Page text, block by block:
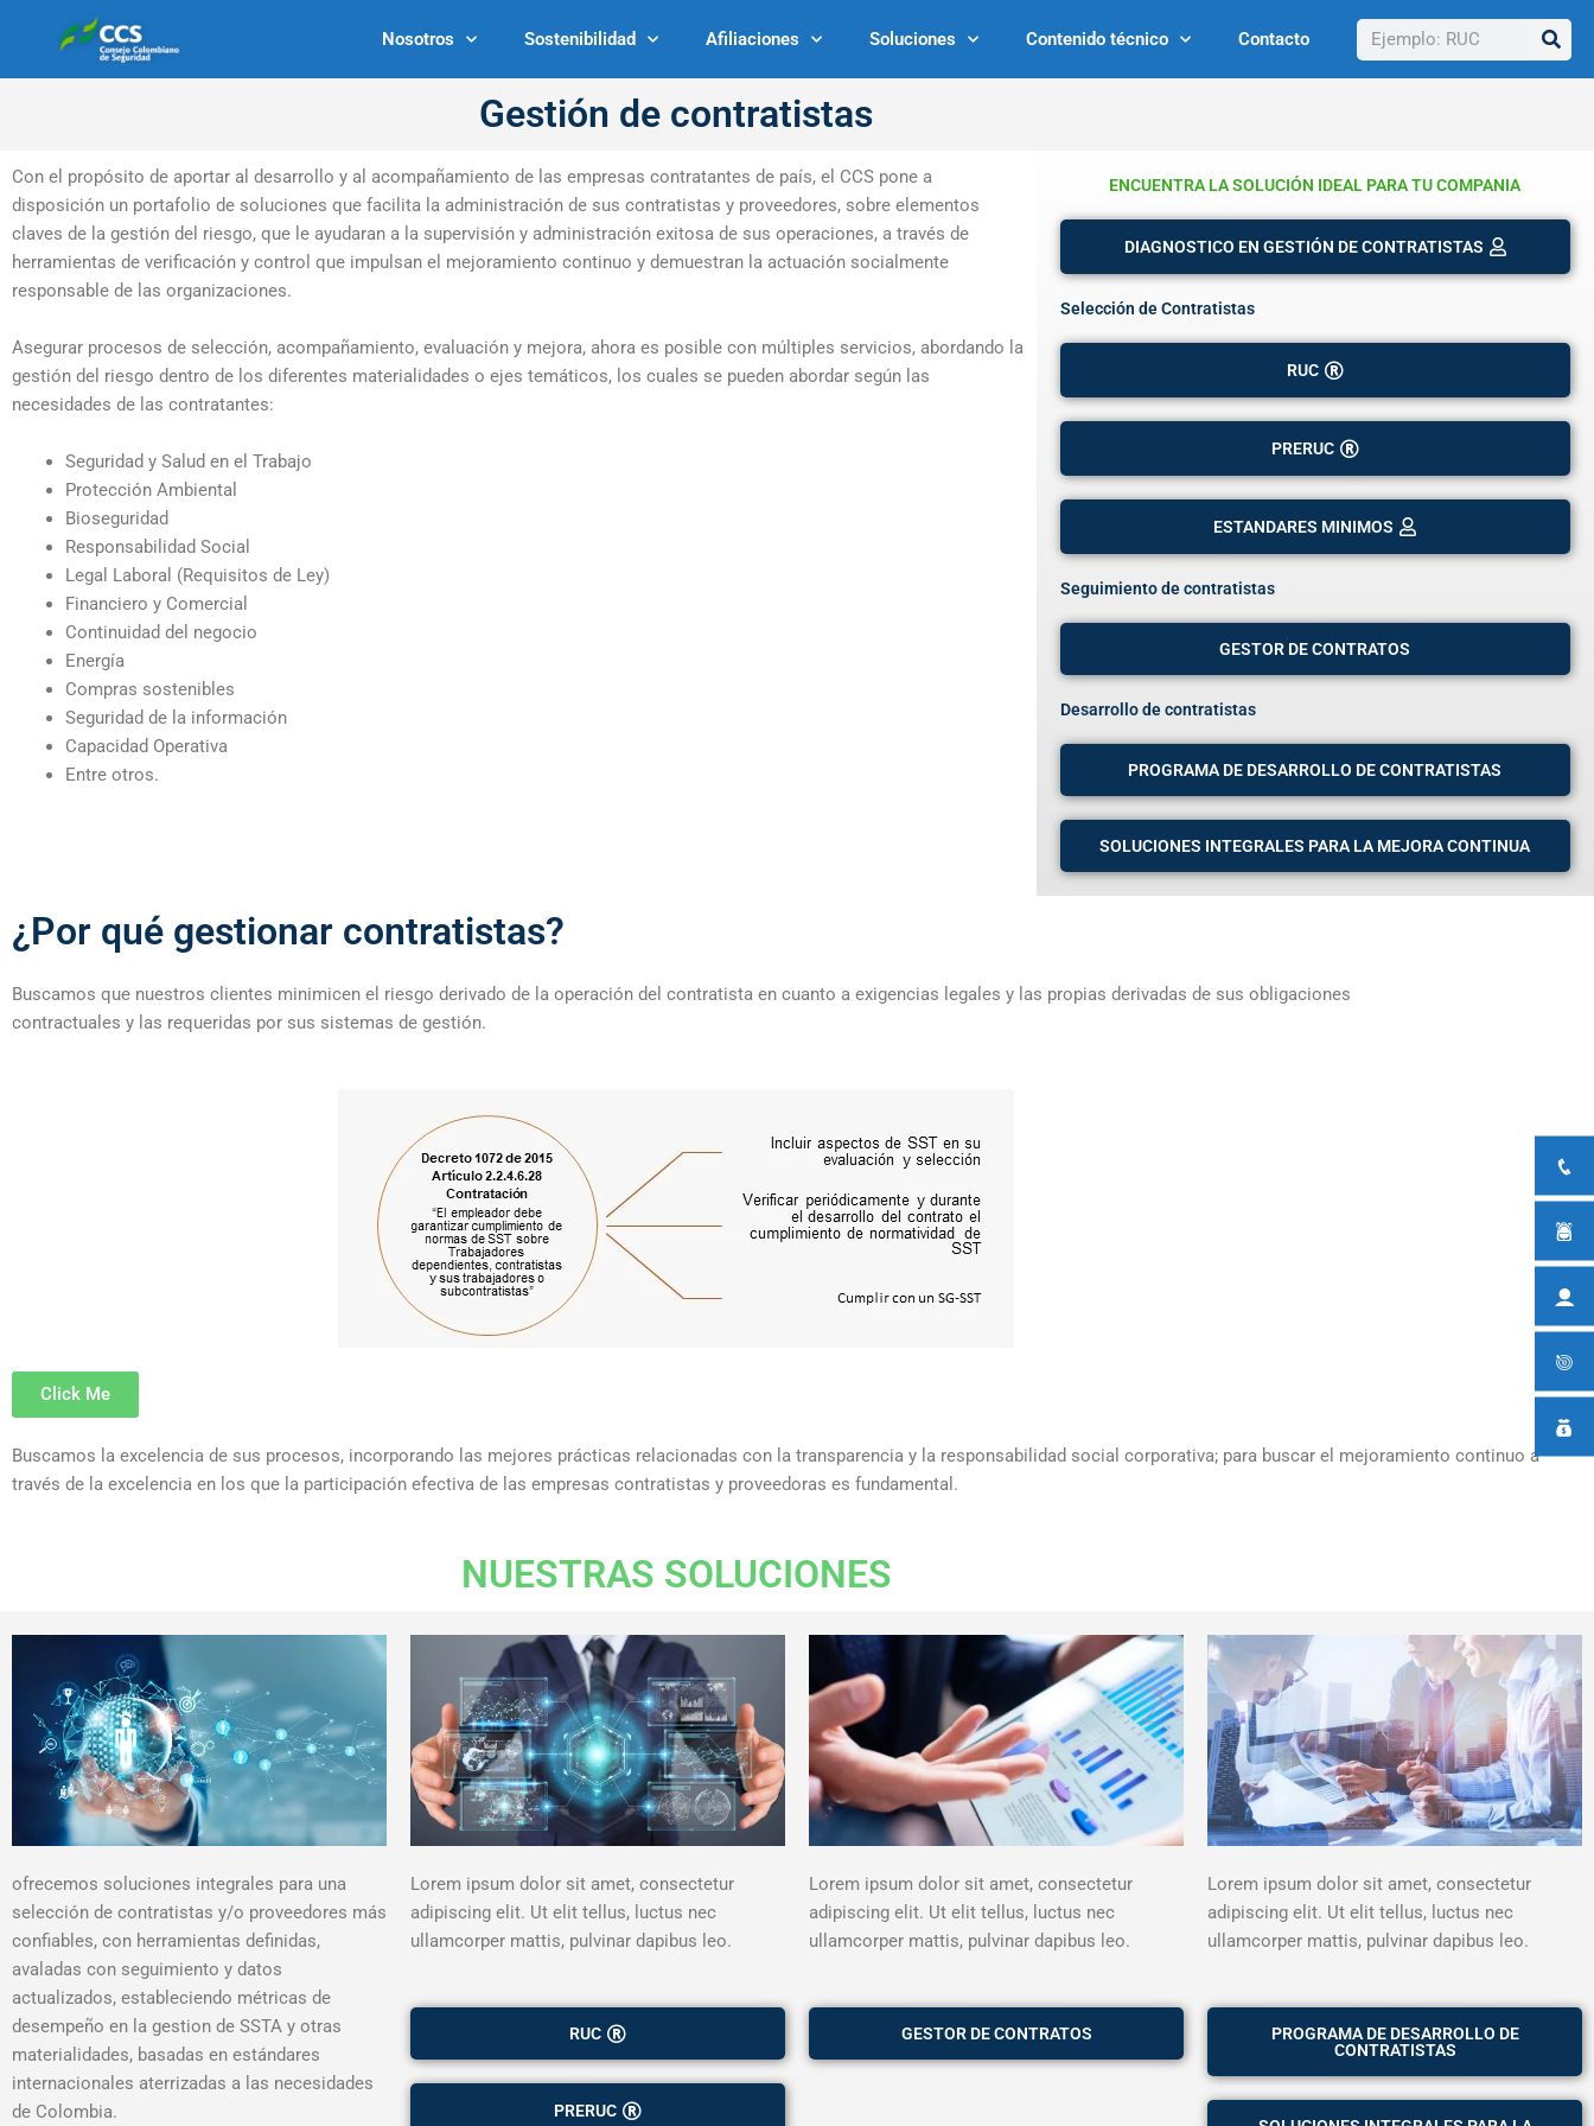
Nosotros Sostenibilidad Afiliaciones Soluciones Contenido técnico Contacto Buscar
Gestión de contratistas
Con el propósito de aportar al desarrollo y al acompañamiento de las empresas contratantes de país, el CCS pone a
disposición un portafolio de soluciones que facilita la administración de sus contratistas y proveedores, sobre elementos
claves de la gestión del riesgo, que le ayudaran a la supervisión y administración exitosa de sus operaciones, a través de
herramientas de verificación y control que impulsan el mejoramiento continuo y demuestran la actuación socialmente
responsable de las organizaciones.
Asegurar procesos de selección, acompañamiento, evaluación y mejora, ahora es posible con múltiples servicios, abordando la
gestión del riesgo dentro de los diferentes materialidades o ejes temáticos, los cuales se pueden abordar según las
necesidades de las contratantes:
Seguridad y Salud en el Trabajo
Protección Ambiental
Bioseguridad
Responsabilidad Social
Legal Laboral (Requisitos de Ley)
Financiero y Comercial
Continuidad del negocio
Energía
Compras sostenibles
Seguridad de la información
Capacidad Operativa
Entre otros.
ENCUENTRA LA SOLUCIÓN IDEAL PARA TU COMPANIA
DIAGNOSTICO EN GESTIÓN DE CONTRATISTAS
Selección de Contratistas
RUC
PRERUC
ESTANDARES MINIMOS
Seguimiento de contratistas
GESTOR DE CONTRATOS
Desarrollo de contratistas
PROGRAMA DE DESARROLLO DE CONTRATISTAS
SOLUCIONES INTEGRALES PARA LA MEJORA CONTINUA
¿Por qué gestionar contratistas?
Buscamos que nuestros clientes minimicen el riesgo derivado de la operación del contratista en cuanto a exigencias legales y las propias derivadas de sus obligaciones
contractuales y las requeridas por sus sistemas de gestión.
Click Me
Buscamos la excelencia de sus procesos, incorporando las mejores prácticas relacionadas con la transparencia y la responsabilidad social corporativa; para buscar el mejoramiento continuo a
través de la excelencia en los que la participación efectiva de las empresas contratistas y proveedoras es fundamental.
NUESTRAS SOLUCIONES
ofrecemos soluciones integrales para una
selección de contratistas y/o proveedores más
confiables, con herramientas definidas,
avaladas con seguimiento y datos
actualizados, estableciendo métricas de
desempeño en la gestion de SSTA y otras
materialidades, basadas en estándares
internacionales aterrizadas a las necesidades
de Colombia.
Lorem ipsum dolor sit amet, consectetur
adipiscing elit. Ut elit tellus, luctus nec
ullamcorper mattis, pulvinar dapibus leo.
RUC
PRERUC
Lorem ipsum dolor sit amet, consectetur
adipiscing elit. Ut elit tellus, luctus nec
ullamcorper mattis, pulvinar dapibus leo.
GESTOR DE CONTRATOS
Lorem ipsum dolor sit amet, consectetur
adipiscing elit. Ut elit tellus, luctus nec
ullamcorper mattis, pulvinar dapibus leo.
PROGRAMA DE DESARROLLO DE
CONTRATISTAS